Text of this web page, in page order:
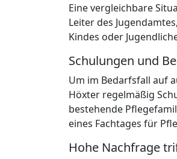
Eine vergleichbare
Leiter des
Kindes oder
Schulungen und
Um im Bedarfsfall auf
Höxter regelmäßig
bestehende
eines Fachtages für
Hohe Nachfrage